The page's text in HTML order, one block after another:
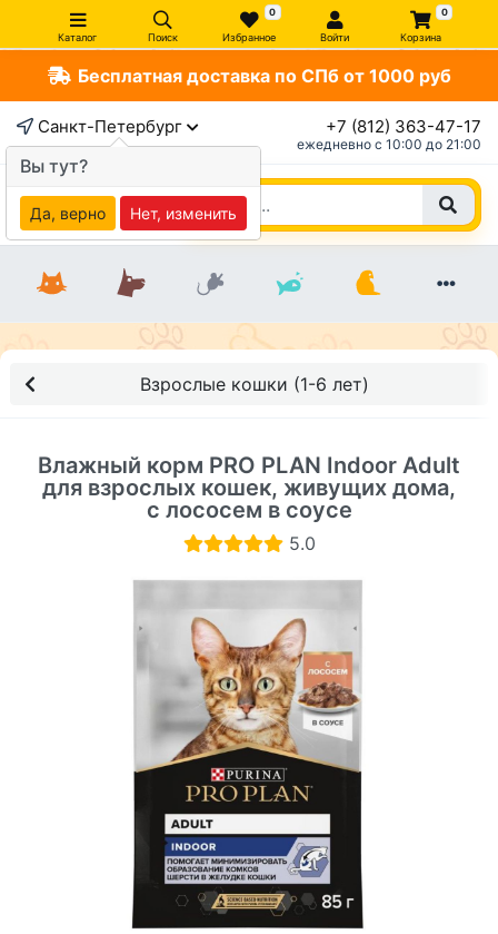
Каталог Поиск
0
Избранное Войти
0
Корзина
Бесплатная доставка по СПб от 1000 руб
Санкт-Петербург +7 (812) 363-47-17
ежедневно c 10:00 до 21:00
Взрослые кошки (1-6 лет)
Влажный корм PRO PLAN Indoor Adult
для взрослых кошек, живущих дома,
с лососем в соусе
5.0
Вы тут?
Да, верно Нет, изменить